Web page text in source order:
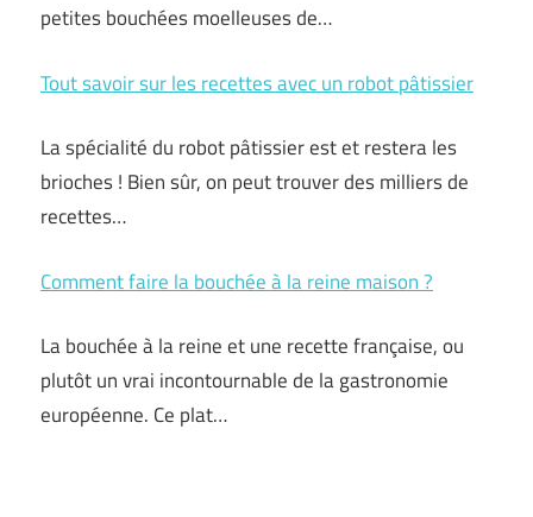
petites bouchées moelleuses de…
Tout savoir sur les recettes avec un robot pâtissier
La spécialité du robot pâtissier est et restera les
brioches ! Bien sûr, on peut trouver des milliers de
recettes…
Comment faire la bouchée à la reine maison ?
La bouchée à la reine et une recette française, ou
plutôt un vrai incontournable de la gastronomie
européenne. Ce plat…